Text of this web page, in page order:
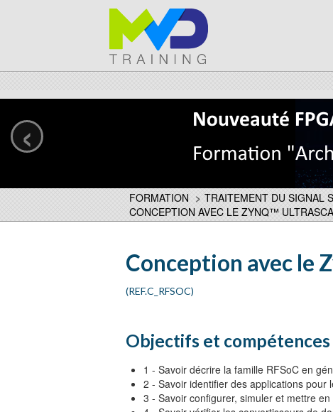
‹
FORMATION > TRAITEMENT DU SIGNAL
CONCEPTION AVEC LE ZYNQ™
Conception avec le
(REF.C_RFSOC)
Objectifs et compétences
1 - Savoir décrire la famille RFSoC en
2 - Savoir identifier des applications pour
3 - Savoir configurer, simuler et mettre